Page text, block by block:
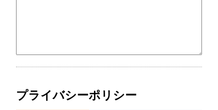
プライバシーポリシー